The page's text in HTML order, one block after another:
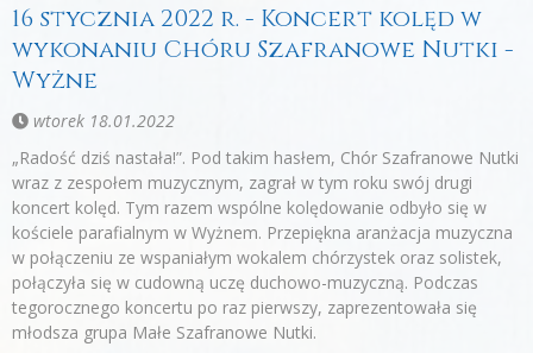
16 stycznia 2022 r. - Koncert kolęd w
wykonaniu Chóru Szafranowe Nutki -
Wyżne
wtorek 18.01.2022
„Radość dziś nastała!”. Pod takim hasłem, Chór Szafranowe Nutki
wraz z zespołem muzycznym, zagrał w tym roku swój drugi
koncert kolęd. Tym razem wspólne kolędowanie odbyło się w
kościele parafialnym w Wyżnem. Przepiękna aranżacja muzyczna
w połączeniu ze wspaniałym wokalem chórzystek oraz solistek,
połączyła się w cudowną uczę duchowo-muzyczną. Podczas
tegorocznego koncertu po raz pierwszy, zaprezentowała się
młodsza grupa Małe Szafranowe Nutki.